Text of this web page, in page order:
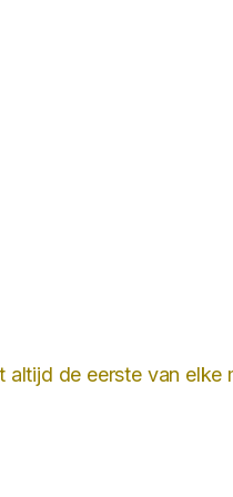
altijd de eerste van elke